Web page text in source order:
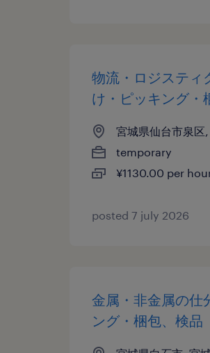
物流・ロジスティ
け・ピッキング・
宮城県仙台市泉区
temporary
¥1130.00 per
posted 7 july 2026
金属・非金属の仕
ング・梱包、検品